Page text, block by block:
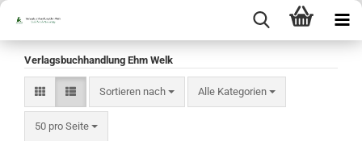
Verlagsbuchhandlung Ehm Welk
Sortieren nach
Sortieren nach Alle Kategorien
50 pro Seite
pro Seite